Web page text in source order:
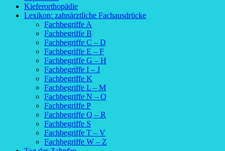
Kieferorthopädie
Lexikon: zahnärztliche Fachausdrücke
Fachbegriffe A
Fachbegriffe B
Fachbegriffe C – D
Fachbegriffe E – F
Fachbegriffe G – H
Fachbegriffe I – J
Fachbegriffe K
Fachbegriffe L – M
Fachbegriffe N – O
Fachbegriffe P
Fachbegriffe Q – R
Fachbegriffe S
Fachbegriffe T – V
Fachbegriffe W – Z